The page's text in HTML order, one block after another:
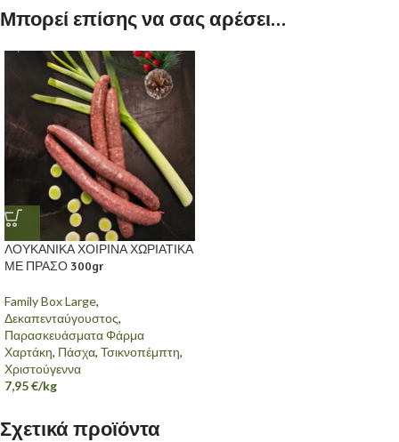
Μπορεί επίσης να σας αρέσει…
ΛΟΥΚΑΝΙΚΑ ΧΟΙΡΙΝΑ ΧΩΡΙΑΤΙΚΑ
ΜΕ ΠΡΑΣΟ 300gr
Family Box Large,
Δεκαπενταύγουστος,
Παρασκευάσματα Φάρμα
Χαρτάκη, Πάσχα, Τσικνοπέμπτη,
Χριστούγεννα
7,95€/kg
Σχετικά προϊόντα